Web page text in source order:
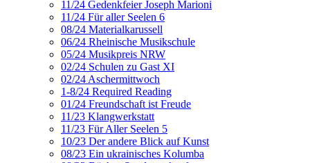
11/24 Gedenkfeier Joseph Marioni
11/24 Für aller Seelen 6
08/24 Materialkarussell
06/24 Rheinische Musikschule
05/24 Musikpreis NRW
02/24 Schulen zu Gast XI
02/24 Aschermittwoch
1-8/24 Required Reading
01/24 Freundschaft ist Freude
11/23 Klangwerkstatt
11/23 Für Aller Seelen 5
10/23 Der andere Blick auf Kunst
08/23 Ein ukrainisches Kolumba